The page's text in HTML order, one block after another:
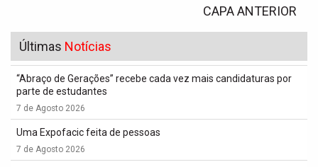
CAPA ANTERIOR
Últimas Notícias
“Abraço de Gerações” recebe cada vez mais candidaturas por
parte de estudantes
7 de Agosto 2026
Uma Expofacic feita de pessoas
7 de Agosto 2026